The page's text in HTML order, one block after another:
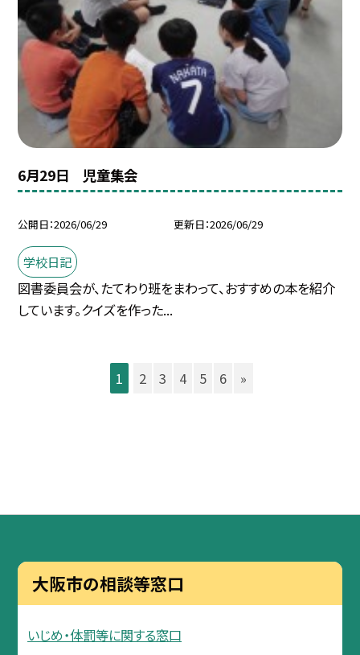
6月29日 児童集会
公開日 2026/06/29 更新日 2026/06/29
学校日記
図書委員会が、たてわり班をまわって、おすすめの本を紹介
しています。クイズを作った...
1 2 3 4 5 6 »
大阪市の相談等窓口
いじめ・体罰等に関する窓口